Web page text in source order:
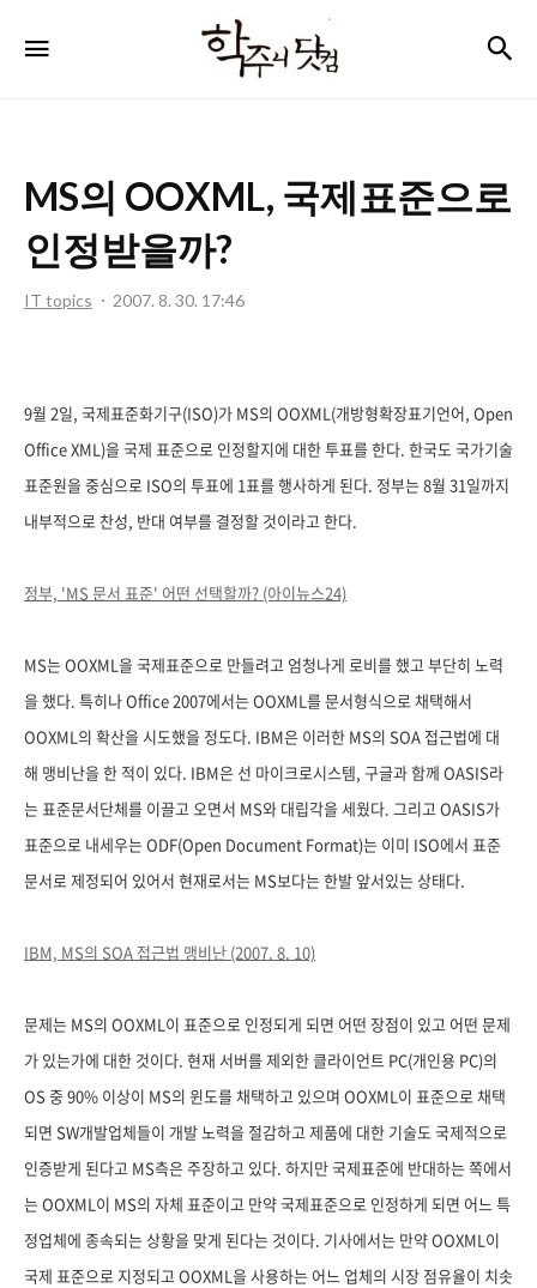
주
컴
MS의 OOXML, 국제표준으로
인정받을까?
IT topics 2007. 8. 30. 17:46
9월 2일, 국제표준화기구(ISO)가 MS의 OOXML(개방형확장표기언어, Open
Office XML)을 국제 표준으로 인정할지에 대한 투표를 한다. 한국도 국가기술
표준원을 중심으로 ISO의 투표에 1표를 행사하게 된다. 정부는 8월 31일까지
내부적으로 찬성, 반대 여부를 결정할 것이라고 한다.
정부, 'MS 문서 표준' 어떤 선택할까? (아이뉴스24)
MS는 OOXML을 국제표준으로 만들려고 엄청나게 로비를 했고 부단히 노력
을 했다. 특히나 Office 2007에서는 OOXML를 문서형식으로 채택해서
OOXML의 확산을 시도했을 정도다. IBM은 이러한 MS의 SOA 접근법에 대
해 맹비난을 한 적이 있다. IBM은 선 마이크로시스템, 구글과 함께 OASIS라
는 표준문서단체를 이끌고 오면서 MS와 대립각을 세웠다. 그리고 OASIS가
표준으로 내세우는 ODF(Open Document Format)는 이미 ISO에서 표준
문서로 제정되어 있어서 현재로서는 MS보다는 한발 앞서있는 상태다.
IBM, MS의 SOA 접근법 맹비난 (2007. 8. 10)
문제는 MS의 OOXML이 표준으로 인정되게 되면 어떤 장점이 있고 어떤 문제
가 있는가에 대한 것이다. 현재 서버를 제외한 클라이언트 PC(개인용 PC)의
OS 중 90% 이상이 MS의 윈도를 채택하고 있으며 OOXML이 표준으로 채택
되면 SW개발업체들이 개발 노력을 절감하고 제품에 대한 기술도 국제적으로
인증받게 된다고 MS측은 주장하고 있다. 하지만 국제표준에 반대하는 쪽에서
는 OOXML이 MS의 자체 표준이고 만약 국제표준으로 인정하게 되면 어느 특
정업체에 종속되는 상황을 맞게 된다는 것이다. 기사에서는 만약 OOXML이
국제 표준으로 지정되고 OOXML을 사용하는 어느 업체의 시장 점유율이 치솟